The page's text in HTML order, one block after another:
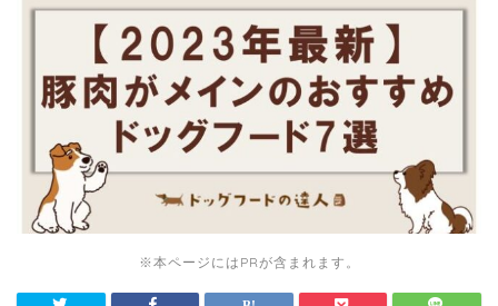
※本ページにはPRが含まれます。